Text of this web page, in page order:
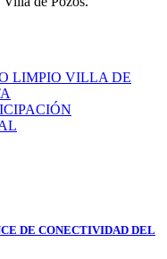
LIMPIO VILLA DE
DE CONECTIVIDAD DEL